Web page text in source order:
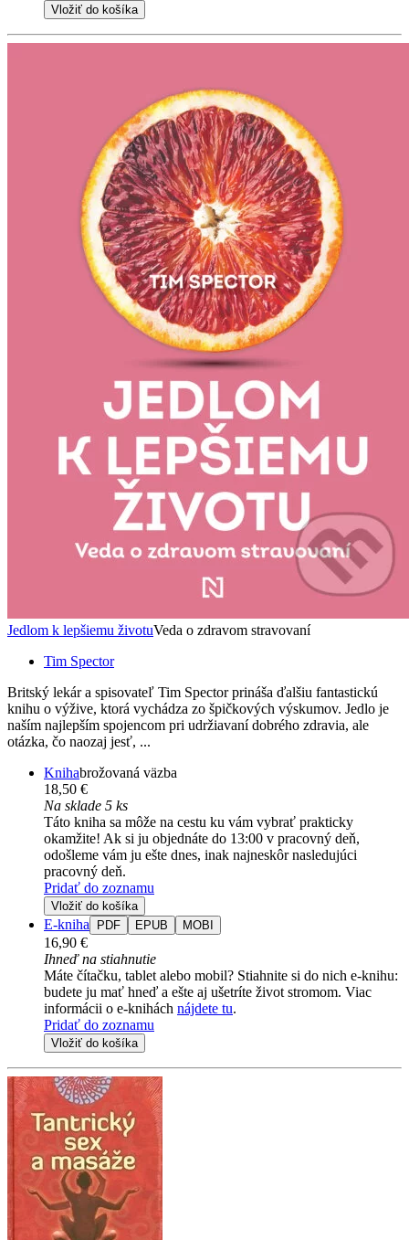
Vložiť do košíka
Jedlom k lepšiemu životuVeda o zdravom stravovaní
Tim Spector
Britský lekár a spisovateľ Tim Spector prináša ďalšiu fantastickú
knihu o výžive, ktorá vychádza zo špičkových výskumov. Jedlo je
naším najlepším spojencom pri udržiavaní dobrého zdravia, ale
otázka, čo naozaj jesť, ...
Knihabrožovaná väzba
18,50 €
Na sklade 5 ks
Táto kniha sa môže na cestu ku vám vybrať prakticky
okamžite! Ak si ju objednáte do 13:00 v pracovný deň,
odošleme vám ju ešte dnes, inak najneskôr nasledujúci
pracovný deň.
Pridať do zoznamu
Vložiť do košíka
E-kniha PDF EPUB MOBI
16,90 €
Ihneď na stiahnutie
Máte čítačku, tablet alebo mobil? Stiahnite si do nich e-knihu:
budete ju mať hneď a ešte aj ušetríte život stromom. Viac
informácii o e-knihách nájdete tu.
Pridať do zoznamu
Vložiť do košíka